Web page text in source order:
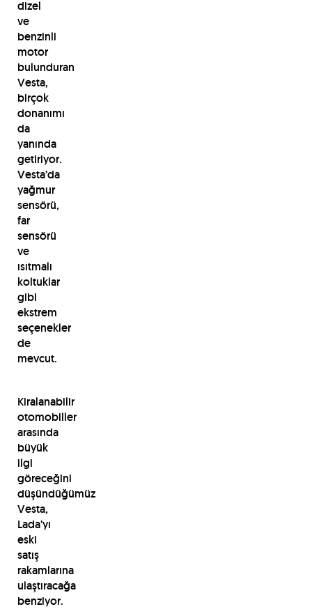
dizel
ve
benzinli
motor
bulunduran
Vesta,
birçok
donanımı
da
yanında
getiriyor.
Vesta’da
yağmur
sensörü,
far
sensörü
ve
ısıtmalı
koltuklar
gibi
ekstrem
seçenekler
de
mevcut.
Kiralanabilir
otomobiller
arasında
büyük
ilgi
göreceğini
düşündüğümüz
Vesta,
Lada’yı
eski
satış
rakamlarına
ulaştıracağa
benziyor.